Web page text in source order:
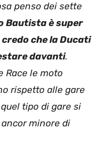
penso dei sette
Bautista è super
che la Ducati
davanti.
Race le moto
rispetto alle gare
tipo di gare si
minore di